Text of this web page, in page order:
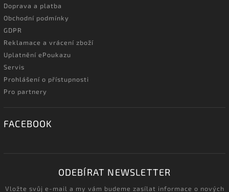
Doprava a platba
Obchodní podmínky
GDPR
Reklamace a vrácení zboží
Uplatnění ePoukazu
Servis
Prohlášení o přístupnosti
Pro partnery
FACEBOOK
ODEBÍRAT NEWSLETTER
Vložte svůj e-mail a my vám budeme zasílat informace o nových